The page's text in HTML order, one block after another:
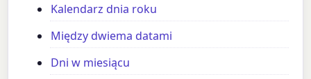
Kalendarz dnia roku
Między dwiema datami
Dni w miesiącu